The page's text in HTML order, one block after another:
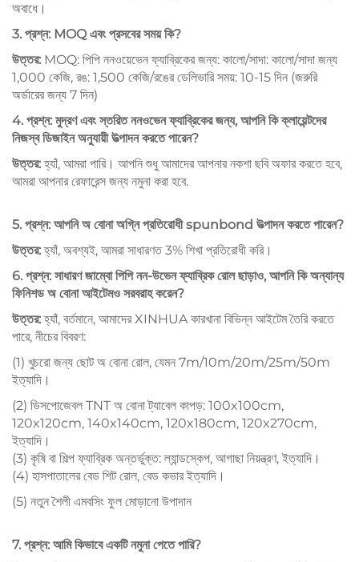
অবাধে।
3. প্রশ্ন: MOQ এবং প্রসবের সময় কি?
উত্তর: MOQ: পিপি ননওয়েভেন ফ্যাব্রিকের জন্য: কালো/সাদা: কালো/সাদা জন্য
1,000 কেজি, রঙ: 1,500 কেজি/রঙের ডেলিভারি সময়: 10-15 দিন (জরুরি
অর্ডারের জন্য 7 দিন)
4. প্রশ্ন: মুদ্রণ এবং স্তরিত ননওভেন ফ্যাব্রিকের জন্য, আপনি কি ক্লায়েন্টদের
নিজস্ব ডিজাইন অনুযায়ী উত্পাদন করতে পারেন?
উত্তর:হ্যাঁ, আমরা পারি। আপনি শুধু আমাদের আপনার নকশা ছবি অফার করতে হবে,
আমরা আপনার রেফারেন্স জন্য নমুনা করা হবে.
5. প্রশ্ন: আপনি অ বোনা অগ্নি প্রতিরোধী spunbond উত্পাদন করতে পারেন?
উত্তর:হ্যাঁ, অবশ্যই, আমরা সাধারণত 3% শিখা প্রতিরোধী করি।
6. প্রশ্ন: সাধারণ জাম্বো পিপি নন-উভেন ফ্যাব্রিক রোল ছাড়াও, আপনি কি অন্যান্য
ফিনিশড অ বোনা আইটেমও সরবরাহ করেন?
উত্তর:হ্যাঁ, বর্তমানে, আমাদের XINHUA কারখানা বিভিন্ন আইটেম তৈরি করতে
পারে, নীচের বিবরণ:
(1) খুচরো জন্য ছোট অ বোনা রোল, যেমন 7m/10m/20m/25m/50m
ইত্যাদি।
(2) ডিসপোজেবল TNT অ বোনা ট্যাবেল কাপড়: 100x100cm,
120x120cm, 140x140cm, 120x180cm, 120x270cm,
ইত্যাদি।
(3) কৃষি বা শিল্প ফ্যাব্রিক অন্তর্ভুক্ত: ল্যান্ডস্কেপ, আগাছা নিয়ন্ত্রণ, ইত্যাদি।
(4) হাসপাতালের বেড শিট রোল, বেড কভার ইত্যাদি।
(5) নতুন শৈলী এমবসিং ফুল মোড়ানো উপাদান
7. প্রশ্ন: আমি কিভাবে একটি নমুনা পেতে পারি?